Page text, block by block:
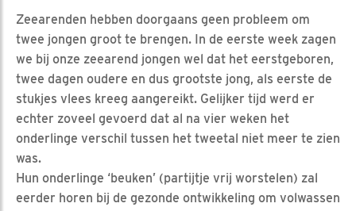
Zeearenden hebben doorgaans geen probleem om
twee jongen groot te brengen. In de eerste week zagen
we bij onze zeearend jongen wel dat het eerstgeboren,
twee dagen oudere en dus grootste jong, als eerste de
stukjes vlees kreeg aangereikt. Gelijker tijd werd er
echter zoveel gevoerd dat al na vier weken het
onderlinge verschil tussen het tweetal niet meer te zien
was.
Hun onderlinge ‘beuken’ (partijtje vrij worstelen) zal
eerder horen bij de gezonde ontwikkeling om volwassen